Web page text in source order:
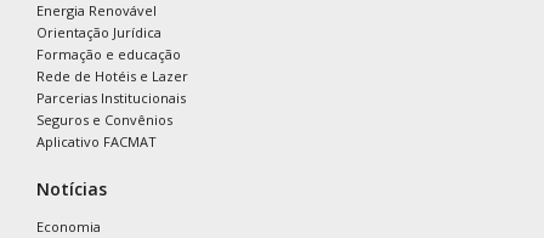
Energia Renovável
Orientação Jurídica
Formação e educação
Rede de Hotéis e Lazer
Parcerias Institucionais
Seguros e Convênios
Aplicativo FACMAT
Notícias
Economia